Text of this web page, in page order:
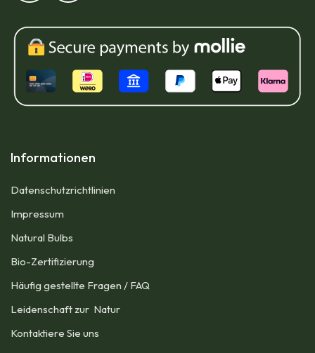
Informationen
Datenschutzrichtlinien
Impressum​
Natural Bulbs
Bio-Zertifizierung
Häufig gestellte Fragen / FAQ
Leidenschaft zur Natur
Kontaktiere Sie uns